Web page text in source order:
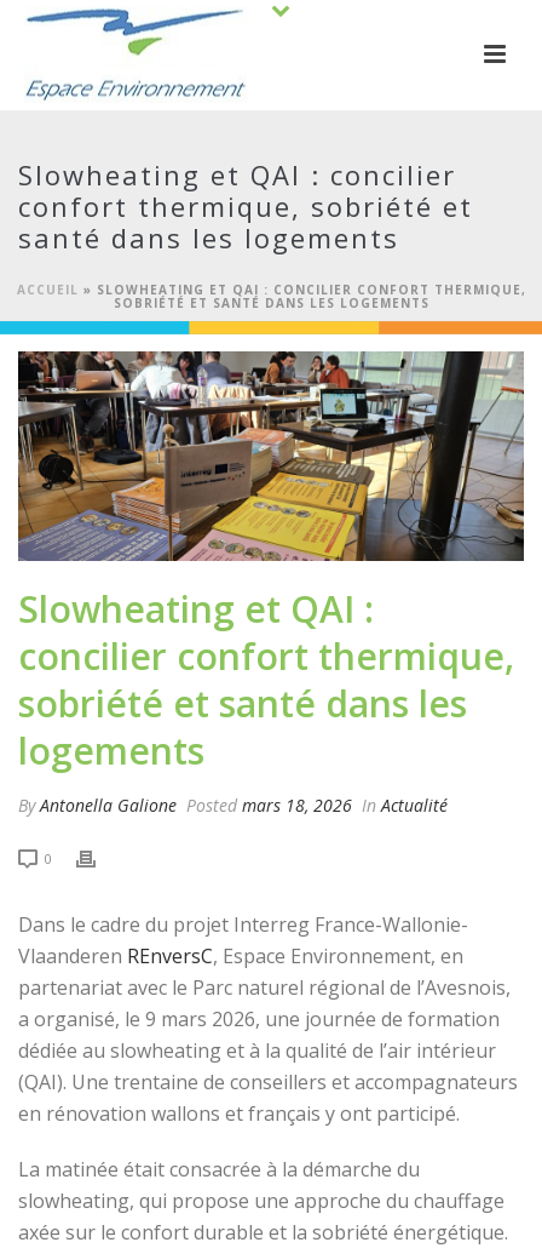
Slowheating et QAI : concilier
confort thermique, sobriété et
santé dans les logements
ACCUEIL » SLOWHEATING ET QAI : CONCILIER CONFORT THERMIQUE,
SOBRIÉTÉ ET SANTÉ DANS LES LOGEMENTS
Slowheating et QAI :
concilier confort thermique,
sobriété et santé dans les
logements
ByAntonella Galione Posted mars 18, 2026 InActualité
0
Dans le cadre du projet Interreg France-Wallonie-
Vlaanderen REnversC, Espace Environnement, en
partenariat avec le Parc naturel régional de l’Avesnois,
a organisé, le 9 mars 2026, une journée de formation
dédiée au slowheating et à la qualité de l’air intérieur
(QAI). Une trentaine de conseillers et accompagnateurs
en rénovation wallons et français y ont participé.
La matinée était consacrée à la démarche du
slowheating, qui propose une approche du chauffage
axée sur le confort durable et la sobriété énergétique.